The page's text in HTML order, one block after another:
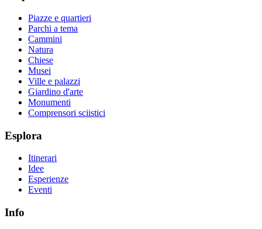
Piazze e quartieri
Parchi a tema
Cammini
Natura
Chiese
Musei
Ville e palazzi
Giardino d'arte
Monumenti
Comprensori sciistici
Esplora
Itinerari
Idee
Esperienze
Eventi
Info